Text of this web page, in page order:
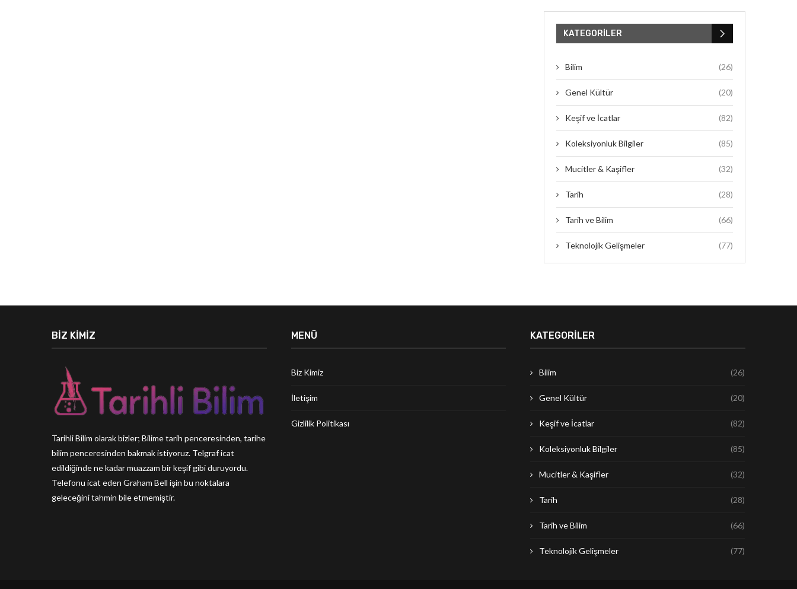
KATEGORILER
Bilim (26)
Genel Kültür (20)
Keşif ve İcatlar (82)
Koleksiyonluk Bilgiler (85)
Mucitler & Kaşifler (32)
Tarih (28)
Tarih ve Bilim (66)
Teknolojik Gelişmeler (77)
BIZ KIMIZ
Tarihli Bilim olarak bizler; Bilime tarih penceresinden, tarihe
bilim penceresinden bakmak istiyoruz. Telgraf icat
edildiğinde ne kadar muazzam bir keşif gibi duruyordu.
Telefonu icat eden Graham Bell işin bu noktalara
geleceğini tahmin bile etmemiştir.
MENÜ
Biz Kimiz
İletişim
Gizlilik Politikası
KATEGORILER
Bilim (26)
Genel Kültür (20)
Keşif ve İcatlar (82)
Koleksiyonluk Bilgiler (85)
Mucitler & Kaşifler (32)
Tarih (28)
Tarih ve Bilim (66)
Teknolojik Gelişmeler (77)